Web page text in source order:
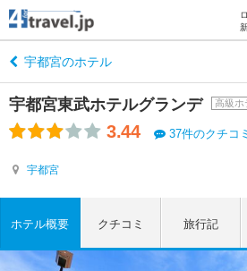
宇都宮のホテル
宇都宮東武ホテルグランデ 高級ホ
3.44 37件のクチコミ
宇都宮
ホテル概要 クチコミ 旅行記